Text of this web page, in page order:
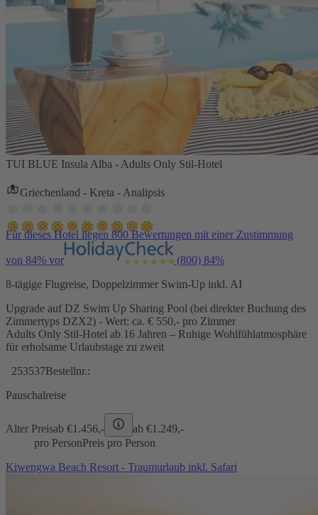
TUI BLUE Insula Alba - Adults Only Stil-Hotel
Griechenland - Kreta - Analipsis
Für dieses Hotel liegen 800 Bewertungen mit einer Zustimmung
von 84% vor (800) 84%
8-tägige Flugreise, Doppelzimmer Swim-Up inkl. AI
Upgrade auf DZ Swim Up Sharing Pool (bei direkter Buchung des
Zimmertyps DZX2) - Wert: ca. € 550,- pro Zimmer
Adults Only Stil-Hotel ab 16 Jahren – Ruhige Wohlfühlatmosphäre
für erholsame Urlaubstage zu zweit
253537Bestellnr.:
Pauschalreise
Alter Preisab €1.456,- ab €1.249,-
pro PersonPreis pro Person
Kiwengwa Beach Resort - Traumurlaub inkl. Safari